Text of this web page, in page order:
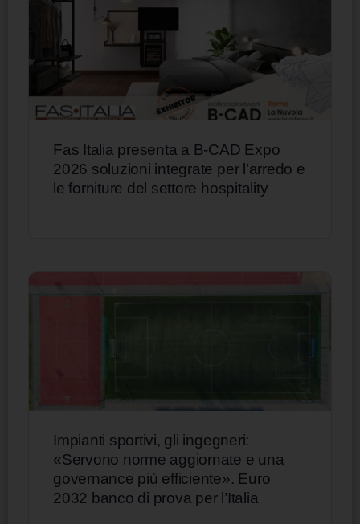
Fas Italia presenta a B-CAD Expo
2026 soluzioni integrate per l’arredo e
le forniture del settore hospitality
Impianti sportivi, gli ingegneri:
«Servono norme aggiornate e una
governance più efficiente». Euro
2032 banco di prova per l’Italia